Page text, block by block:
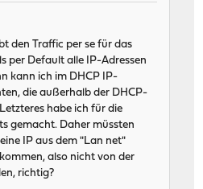
den Traffic per se für das
per Default alle IP-Adressen
kann ich im DHCP IP-
die außerhalb der DHCP-
habe ich für die
gemacht. Daher müssten
IP aus dem "Lan net"
also nicht von der
richtig?